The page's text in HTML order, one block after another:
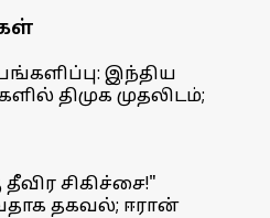
இந்திய
திமுக முதலிடம்;
சிகிச்சை!"
தகவல்; ஈரான்